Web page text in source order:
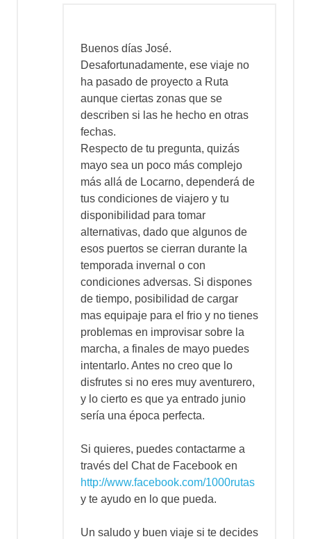
Buenos días José.
Desafortunadamente, ese viaje no
ha pasado de proyecto a Ruta
aunque ciertas zonas que se
describen si las he hecho en otras
fechas.
Respecto de tu pregunta, quizás
mayo sea un poco más complejo
más allá de Locarno, dependerá de
tus condiciones de viajero y tu
disponibilidad para tomar
alternativas, dado que algunos de
esos puertos se cierran durante la
temporada invernal o con
condiciones adversas. Si dispones
de tiempo, posibilidad de cargar
mas equipaje para el frio y no tienes
problemas en improvisar sobre la
marcha, a finales de mayo puedes
intentarlo. Antes no creo que lo
disfrutes si no eres muy aventurero,
y lo cierto es que ya entrado junio
sería una época perfecta.
Si quieres, puedes contactarme a
través del Chat de Facebook en
http://www.facebook.com/1000rutas
y te ayudo en lo que pueda.
Un saludo y buen viaje si te decides